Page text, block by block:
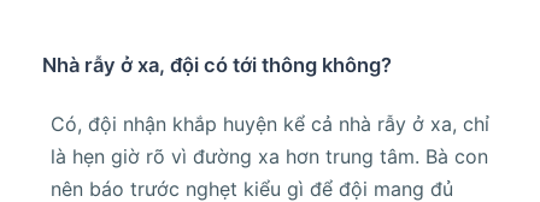
Nhà rẫy ở xa, đội có tới thông không?
Có, đội nhận khắp huyện kể cả nhà rẫy ở xa, chỉ
là hẹn giờ rõ vì đường xa hơn trung tâm. Bà con
nên báo trước nghẹt kiểu gì để đội mang đủ